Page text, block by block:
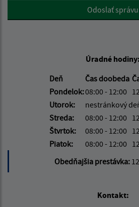
Google reCaptcha ResponseOdoslať správu
Úradné hodiny:
Deň
Čas doobeda
Pondelok:08:00 - 12:00
Utorok:
nestránkový
Streda:
08:00 - 12:00
Štvrtok:
08:00 - 12:00
Piatok:
08:00 - 12:00
Obedňajšia prestávka:
Kontakt: